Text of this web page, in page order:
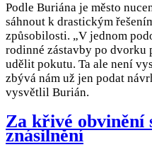
Podle Buriána je město
sáhnout k drastickým
způsobilosti. „V jednom
rodinné zástavby po
udělit pokutu. Ta ale není
zbývá nám už jen podat
vysvětlil Burián.
Za křivé obvinění
znásilnění